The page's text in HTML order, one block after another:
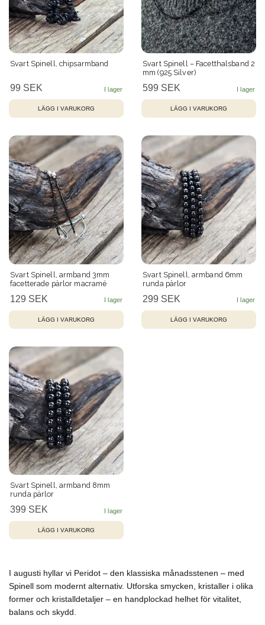
Svart Spinell, chipsarmband
99 SEK
Svart Spinell – Facetthalsband 2
mm (925 Silver)
599 SEK
Svart Spinell, armband 3mm
facetterade pärlor macramé
129 SEK
Svart Spinell, armband 6mm
runda pärlor
299 SEK
Svart Spinell, armband 8mm
runda pärlor
399 SEK
I augusti hyllar vi Peridot – den klassiska månadsstenen – med
Spinell som modernt alternativ. Utforska smycken, kristaller i olika
former och kristalldetaljer – en handplockad helhet för vitalitet,
balans och skydd.